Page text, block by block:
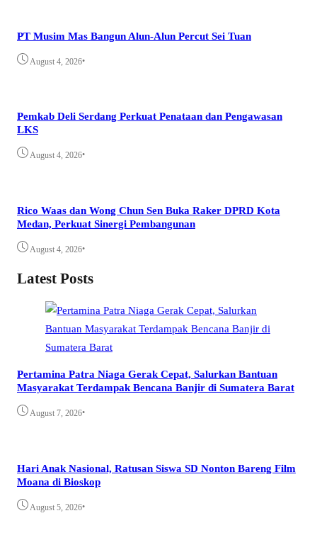
PT Musim Mas Bangun Alun-Alun Percut Sei Tuan
August 4, 2026•
Pemkab Deli Serdang Perkuat Penataan dan Pengawasan
LKS
August 4, 2026•
Rico Waas dan Wong Chun Sen Buka Raker DPRD Kota
Medan, Perkuat Sinergi Pembangunan
August 4, 2026•
Latest Posts
Pertamina Patra Niaga Gerak Cepat, Salurkan Bantuan
Masyarakat Terdampak Bencana Banjir di Sumatera Barat
August 7, 2026•
Hari Anak Nasional, Ratusan Siswa SD Nonton Bareng Film
Moana di Bioskop
August 5, 2026•